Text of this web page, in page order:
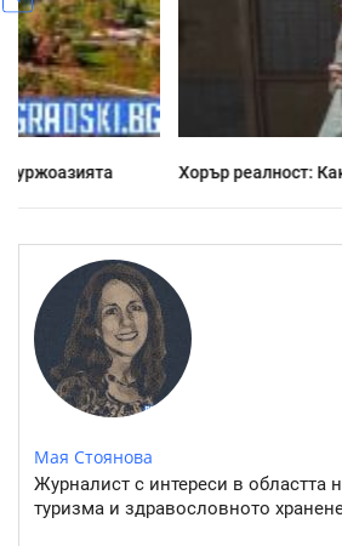
Хорър реалност: Какво се случва
Мая Стоянова
Журналист с интереси в областта
туризма и здравословното